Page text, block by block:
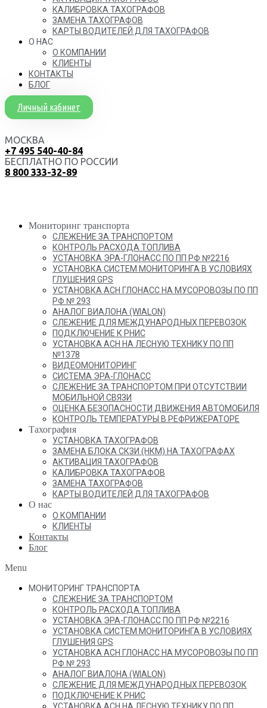
КАЛИБРОВКА ТАХОГРАФОВ
ЗАМЕНА ТАХОГРАФОВ
КАРТЫ ВОДИТЕЛЕЙ ДЛЯ ТАХОГРАФОВ
О НАС
О КОМПАНИИ
КЛИЕНТЫ
КОНТАКТЫ
БЛОГ
Личный кабинет
МОСКВА
+7 495 540-40-84
БЕСПЛАТНО ПО РОССИИ
8 800 333-32-89
Мониторинг транспорта
СЛЕЖЕНИЕ ЗА ТРАНСПОРТОМ
КОНТРОЛЬ РАСХОДА ТОПЛИВА
УСТАНОВКА ЭРА-ГЛОНАСС ПО ПП РФ №2216
УСТАНОВКА СИСТЕМ МОНИТОРИНГА В УСЛОВИЯХ
ГЛУШЕНИЯ GPS
УСТАНОВКА АСН ГЛОНАСС НА МУСОРОВОЗЫ ПО ПП
РФ № 293
АНАЛОГ ВИАЛОНА (WIALON)
СЛЕЖЕНИЕ ДЛЯ МЕЖДУНАРОДНЫХ ПЕРЕВОЗОК
ПОДКЛЮЧЕНИЕ К РНИС
УСТАНОВКА АСН НА ЛЕСНУЮ ТЕХНИКУ ПО ПП
№1378
ВИДЕОМОНИТОРИНГ
СИСТЕМА ЭРА-ГЛОНАСС
СЛЕЖЕНИЕ ЗА ТРАНСПОРТОМ ПРИ ОТСУТСТВИИ
МОБИЛЬНОЙ СВЯЗИ
ОЦЕНКА БЕЗОПАСНОСТИ ДВИЖЕНИЯ АВТОМОБИЛЯ
КОНТРОЛЬ ТЕМПЕРАТУРЫ В РЕФРИЖЕРАТОРЕ
Тахография
УСТАНОВКА ТАХОГРАФОВ
ЗАМЕНА БЛОКА СКЗИ (НКМ) НА ТАХОГРАФАХ
АКТИВАЦИЯ ТАХОГРАФОВ
КАЛИБРОВКА ТАХОГРАФОВ
ЗАМЕНА ТАХОГРАФОВ
КАРТЫ ВОДИТЕЛЕЙ ДЛЯ ТАХОГРАФОВ
О нас
О КОМПАНИИ
КЛИЕНТЫ
Контакты
Блог
Menu
МОНИТОРИНГ ТРАНСПОРТА
СЛЕЖЕНИЕ ЗА ТРАНСПОРТОМ
КОНТРОЛЬ РАСХОДА ТОПЛИВА
УСТАНОВКА ЭРА-ГЛОНАСС ПО ПП РФ №2216
УСТАНОВКА СИСТЕМ МОНИТОРИНГА В УСЛОВИЯХ
ГЛУШЕНИЯ GPS
УСТАНОВКА АСН ГЛОНАСС НА МУСОРОВОЗЫ ПО ПП
РФ № 293
АНАЛОГ ВИАЛОНА (WIALON)
СЛЕЖЕНИЕ ДЛЯ МЕЖДУНАРОДНЫХ ПЕРЕВОЗОК
ПОДКЛЮЧЕНИЕ К РНИС
УСТАНОВКА АСН НА ЛЕСНУЮ ТЕХНИКУ ПО ПП